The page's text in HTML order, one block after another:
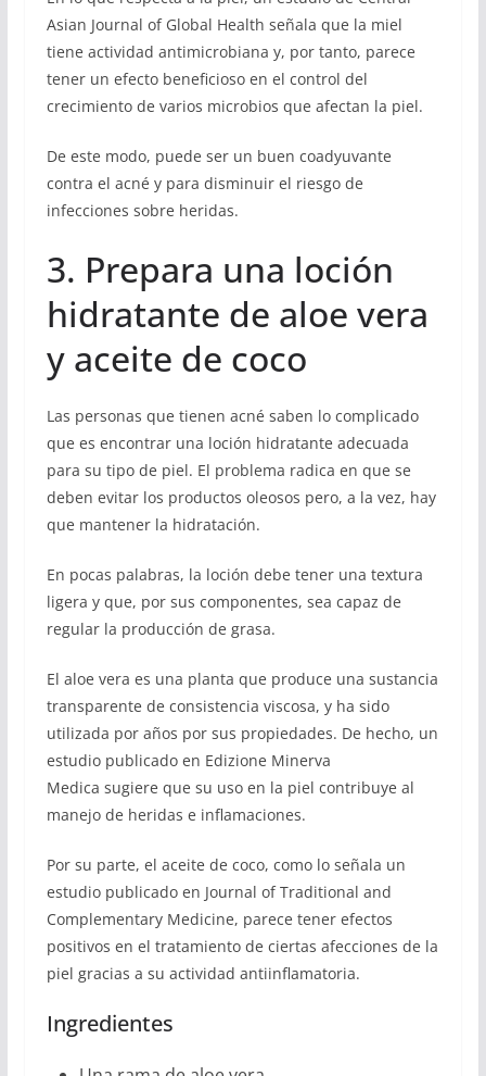
Asian Journal of Global Health señala que la miel
tiene actividad antimicrobiana y, por tanto, parece
tener un efecto beneficioso en el control del
crecimiento de varios microbios que afectan la piel.
De este modo, puede ser un buen coadyuvante
contra el acné y para disminuir el riesgo de
infecciones sobre heridas.
3. Prepara una loción
hidratante de aloe vera
y aceite de coco
Las personas que tienen acné saben lo complicado
que es encontrar una loción hidratante adecuada
para su tipo de piel. El problema radica en que se
deben evitar los productos oleosos pero, a la vez, hay
que mantener la hidratación.
En pocas palabras, la loción debe tener una textura
ligera y que, por sus componentes, sea capaz de
regular la producción de grasa.
El aloe vera es una planta que produce una sustancia
transparente de consistencia viscosa, y ha sido
utilizada por años por sus propiedades. De hecho, un
estudio publicado en Edizione Minerva
Medica sugiere que su uso en la piel contribuye al
manejo de heridas e inflamaciones.
Por su parte, el aceite de coco, como lo señala un
estudio publicado en Journal of Traditional and
Complementary Medicine, parece tener efectos
positivos en el tratamiento de ciertas afecciones de la
piel gracias a su actividad antiinflamatoria.
Ingredientes